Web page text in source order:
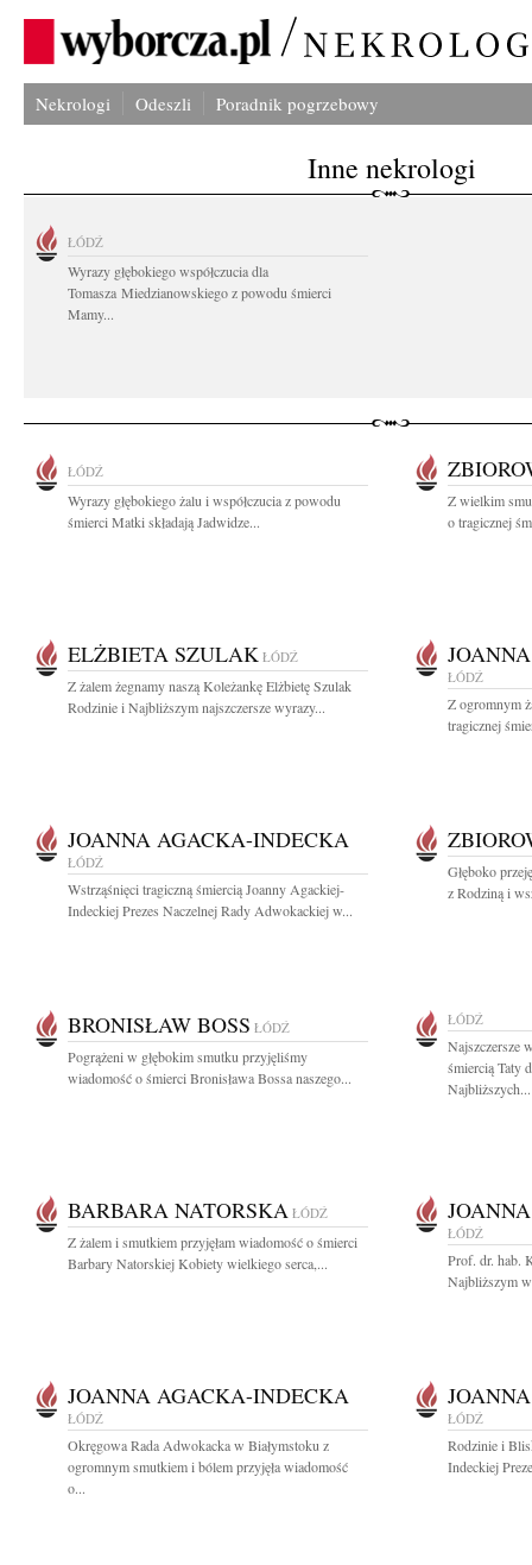
Nekrologi Odeszli Poradnik pogrzebowy
Inne nekrologi
ŁÓDŹ
Wyrazy głębokiego współczucia dla
Tomasza Miedzianowskiego z powodu śmierci
Mamy...
ŁÓDŹ
Wyrazy głębokiego żalu i współczucia z powodu
śmierci Matki składają Jadwidze...
Z wielkim
o tragicznej
ELŻBIETA SZULAK ŁÓDŹ
Z żalem żegnamy naszą Koleżankę Elżbietę Szulak
Rodzinie i Najbliższym najszczersze wyrazy...
ŁÓDŹ
Z ogromnym
tragicznej
JOANNA AGACKA-INDECKA
ŁÓDŹ
Wstrząśnięci tragiczną śmiercią Joanny Agackiej-
Indeckiej Prezes Naczelnej Rady Adwokackiej w...
Głęboko
z Rodziną i
BRONISŁAW BOSS ŁÓDŹ
Pogrążeni w głębokim smutku przyjęliśmy
wiadomość o śmierci Bronisława Bossa naszego...
ŁÓDŹ
Najszczersze
śmiercią Taty
Najbliższych...
BARBARA NATORSKA ŁÓDŹ
Z żalem i smutkiem przyjęłam wiadomość o śmierci
Barbary Natorskiej Kobiety wielkiego serca,...
ŁÓDŹ
Prof. dr. hab.
Najbliższym
JOANNA AGACKA-INDECKA
ŁÓDŹ
Okręgowa Rada Adwokacka w Białymstoku z
ogromnym smutkiem i bólem przyjęła wiadomość
o...
ŁÓDŹ
Rodzinie i
Indeckiej